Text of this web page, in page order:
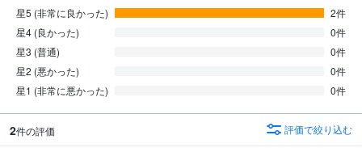
星5 (非常に良かった)
2件
星4 (良かった)
0件
星3 (普通)
0件
星2 (悪かった)
0件
星1 (非常に悪かった)
0件
2件の評価 評価で絞り込む